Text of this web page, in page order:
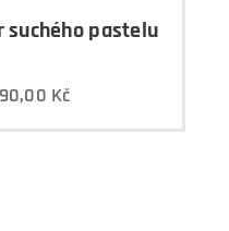
pastelu
Kč